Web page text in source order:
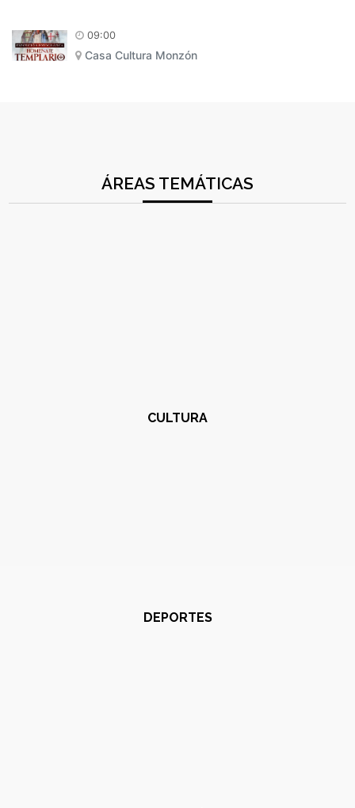
09:00
Casa Cultura Monzón
ÁREAS TEMÁTICAS
CULTURA
DEPORTES